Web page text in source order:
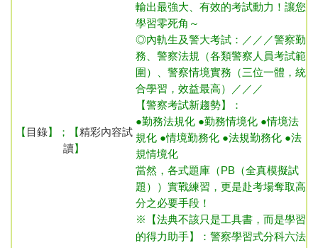
【 目錄】；【精彩內容試
讀】
輸出最強大、有效的考試動力！讓您
學習零死角～
◎內軌生及警大考試：／／／警察勤
務、警察法規（各類警察人員考試範
圍）、警察情境實務（三位一體，統
合學習，效益最高）／／／
【警察考試新趨勢】：
●勤務法規化 ●勤務情境化 ●情境法
規化 ●情境勤務化 ●法規勤務化 ●法
規情境化
當然，各式題庫（PB（全真模擬試
題））實戰練習，更是赴考場奪取高
分之必要手段！
※【法典不該只是工具書，而是學習
的得力助手】：警察學習式分科六法